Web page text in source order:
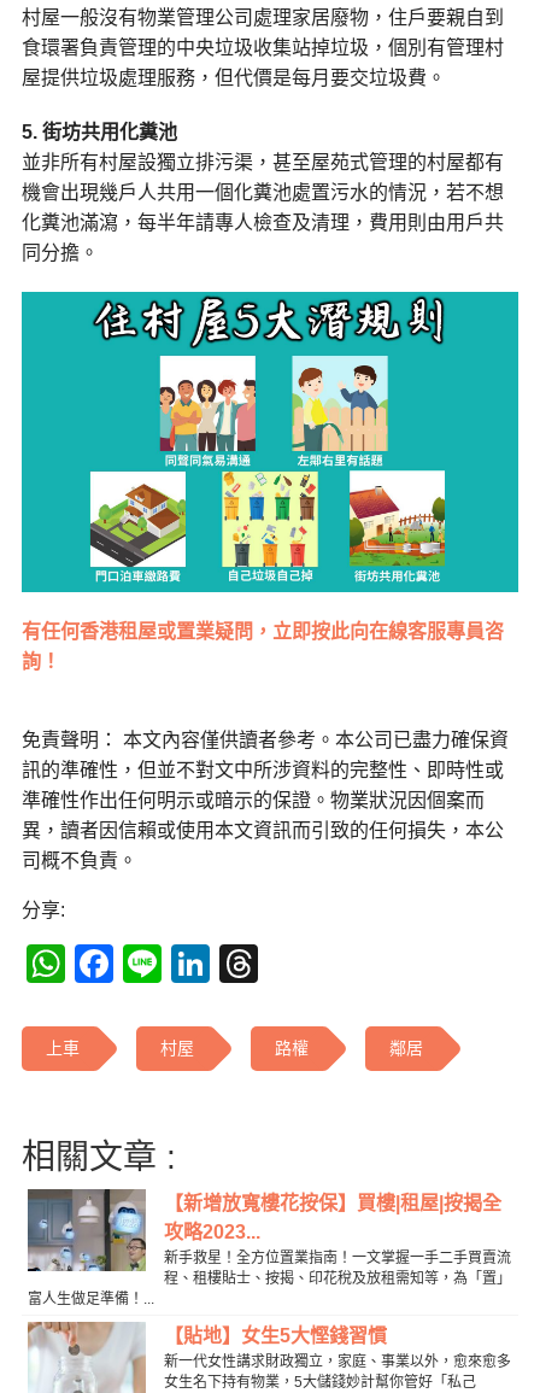
村屋一般沒有物業管理公司處理家居廢物，住戶要親自到
食環署負責管理的中央垃圾收集站掉垃圾，個別有管理村
屋提供垃圾處理服務，但代價是每月要交垃圾費。
5. 街坊共用化糞池
並非所有村屋設獨立排污渠，甚至屋苑式管理的村屋都有
機會出現幾戶人共用一個化糞池處置污水的情況，若不想
化糞池滿瀉，每半年請專人檢查及清理，費用則由用戶共
同分擔。
有任何香港租屋或置業疑問，立即按此向在線客服專員咨
詢！
免責聲明： 本文內容僅供讀者參考。本公司已盡力確保資
訊的準確性，但並不對文中所涉資料的完整性、即時性或
準確性作出任何明示或暗示的保證。物業狀況因個案而
異，讀者因信賴或使用本文資訊而引致的任何損失，本公
司概不負責。
分享:
WhatsApp
Facebook
LineLinkedIn
上車 村屋 路權 鄰居
相關文章 :
【新增放寬樓花按保】買樓|租屋|按揭全
攻略2023...
新手救星！全方位置業指南！一文掌握一手二手買賣流
程、租樓貼士、按揭、印花稅及放租需知等，為「置」
富人生做足準備！...
【貼地】女生5大慳錢習慣
新一代女性講求財政獨立，家庭、事業以外，愈來愈多
女生名下持有物業，5大儲錢妙計幫你管好「私己